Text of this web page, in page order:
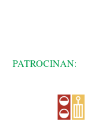
PATROCINAN: